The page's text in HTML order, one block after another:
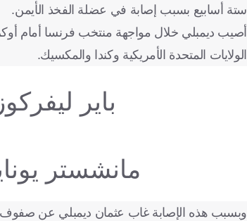
ستة أسابيع بسبب إصابة في عضلة الفخذ الأيمن.
الولايات المتحدة الأمريكية وكندا والمكسيك.
باير
مانشستر